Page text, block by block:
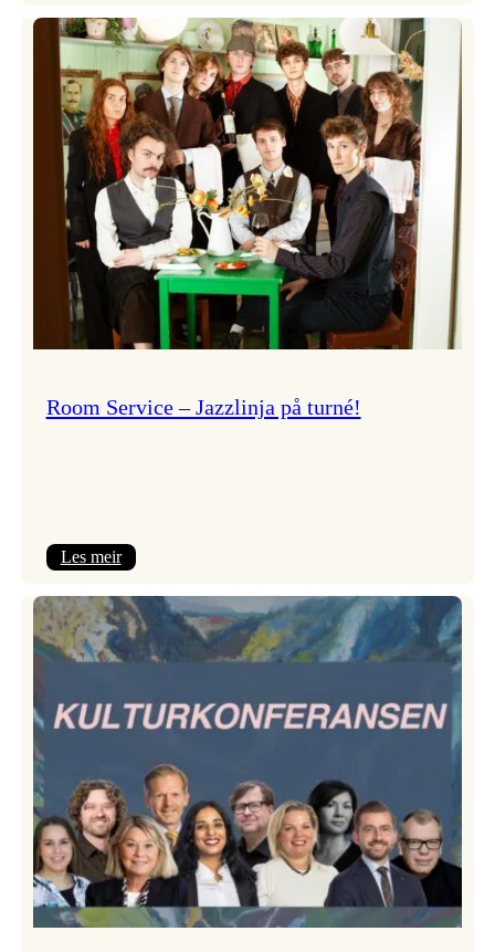
–
Griegakademiet
speler
fleire
konsertar
gjennom
dagen
Room Service – Jazzlinja på turné!
Les meir:
Service
–
Jazzlinja
turné!